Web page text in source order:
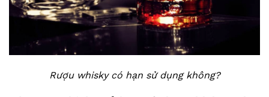
Rượu whisky có hạn sử dụng không?